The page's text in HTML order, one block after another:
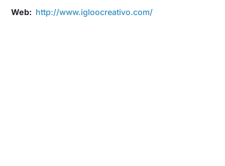
Web: http://www.igloocreativo.com/